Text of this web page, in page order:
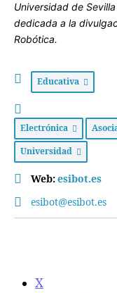
Universidad de Sevilla
dedicada a la
Robótica.
Educativa
Electrónica
Universidad
Web:esibot.es
esibot@esibot.es
X